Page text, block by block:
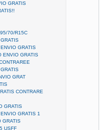
GRATIS
70/R15C
GRATIS
ENVIO GRATIS
GRAT
CONTRARE
GRATIS
GRATIS 1
GRATIS
USFF